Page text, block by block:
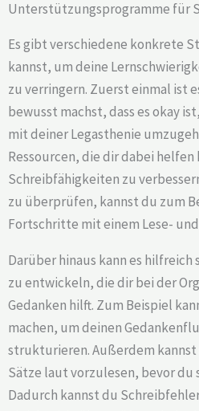
Unterstützungsprogramme für
Es gibt verschiedene konkrete
kannst, um deine
zu verringern. Zuerst einmal ist
bewusst machst, dass es okay
mit deiner Legasthenie
Ressourcen, die dir dabei helfen
Schreibfähigkeiten zu
zu überprüfen, kannst du zum
Fortschritte mit einem Lese-
Darüber hinaus kann es
zu entwickeln, die dir bei der
Gedanken hilft. Zum Beispiel
machen, um deinen
strukturieren. Außerdem kannst
Sätze laut vorzulesen, bevor du
Dadurch kannst du